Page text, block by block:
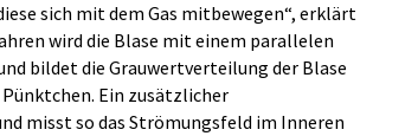
sich mit dem Gas mitbewegen“, erklärt
wird die Blase mit einem parallelen
bildet die Grauwertverteilung der Blase
Ein zusätzlicher
misst so das Strömungsfeld im Inneren